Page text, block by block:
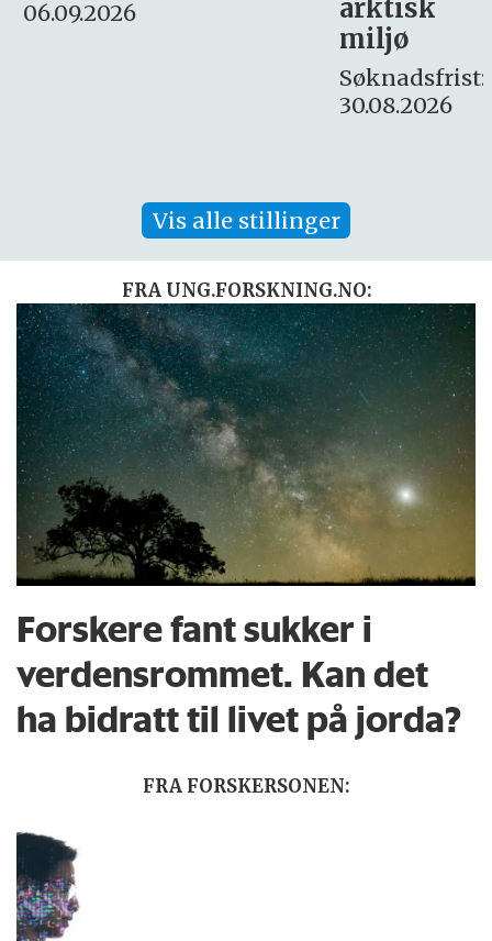
Søknadsfrist:
16. august.
Vis alle stillinger
FRA UNG.FORSKNING.NO:
Forskere fant sukker i
verdensrommet. Kan det
ha bidratt til livet på jorda?
FRA FORSKERSONEN: